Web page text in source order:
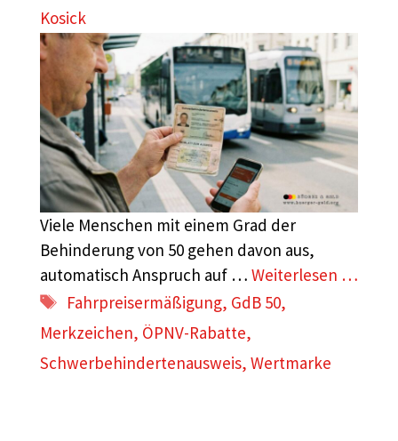
Kosick
Viele Menschen mit einem Grad der
Behinderung von 50 gehen davon aus,
automatisch Anspruch auf … Weiterlesen …
Schlagwörter
Fahrpreisermäßigung, GdB 50,
Merkzeichen, ÖPNV-Rabatte,
Schwerbehindertenausweis, Wertmarke